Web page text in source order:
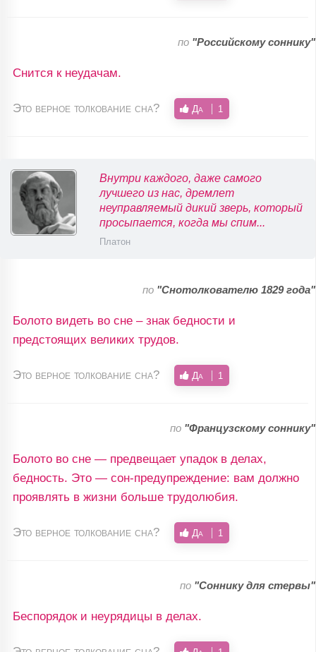
по "Российскому соннику"
Снится к неудачам.
Это верное толкование сна? Да 1
Внутри каждого, даже самого
лучшего из нас, дремлет
неуправляемый дикий зверь, который
просыпается, когда мы спим...
Платон
по "Снотолкователю 1829 года"
Болото видеть во сне – знак бедности и
предстоящих великих трудов.
Это верное толкование сна? Да 1
по "Французскому соннику"
Болото во сне — предвещает упадок в делах,
бедность. Это — сон-предупреждение: вам должно
проявлять в жизни больше трудолюбия.
Это верное толкование сна? Да 1
по "Соннику для стервы"
Беспорядок и неурядицы в делах.